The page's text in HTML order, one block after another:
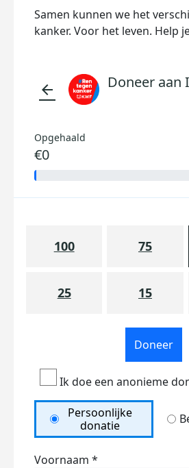
Samen kunnen we het
kanker. Voor het leven. Help
arrow_back Doneer aan
Opgehaald
€0
100 75
25 15
Doneer
Ik doe een anonieme
Persoonlijke
donatie
Voornaam *